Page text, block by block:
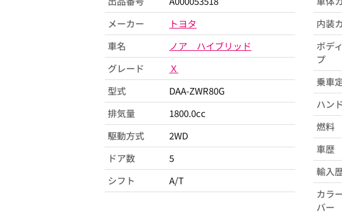
メーカー
トヨタ
車名
ノア ハイブリッド
グレード
Ｘ
型式
DAA-ZWR80G
排気量
1800.0cc
駆動方式
2WD
ドア数
5
シフト
A/T
内装
ボデ
プ
乗車
ハン
燃料
車歴
輸入
カラ
バー